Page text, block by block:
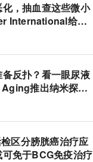
，抽血查这些微小
International给出
反扑？看一眼尿液
推出纳米探
衰老与纤维化
区分膀胱癌治疗应
免于BCG免疫治疗